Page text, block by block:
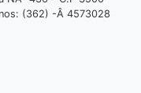
(362) -Â 4573028